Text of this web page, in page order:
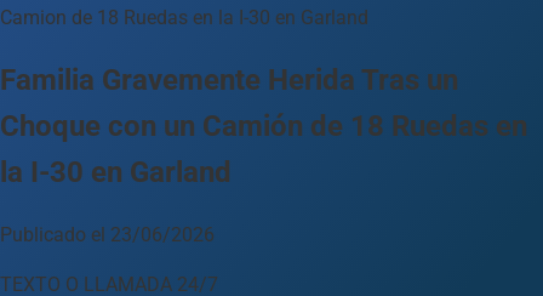
Acerca de Nosotros
Blog
Para Abogados
Idioma
Español English 中文 Français
Su Ubicación
Camion de 18 Ruedas en la I-30 en Garland
Familia Gravemente Herida Tras un
Choque con un Camión de 18 Ruedas en
la I-30 en Garland
Publicado el 23/06/2026
TEXTO O LLAMADA 24/7